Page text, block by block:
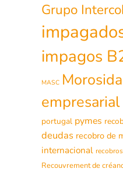
Grupo
impagos
MASC
empresarial
portugal pymes
deudas recobro de
internacional recobros
Recouvrement de